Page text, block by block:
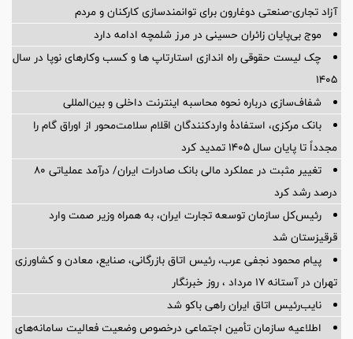
آزاد تجاری-صنعتی دوغارون برای توانمندسازی کارکنان و مردم
موج بی‌پایان زائران حسینی در مرز شلمچه ادامه دارد
چک لیست حقوقی راه اندازی استارتاپ ها و کسب وکارهای نوپا در سال
۱۴۰۵
شفاف‌سازی درباره نحوه محاسبه اینترنت داخلی و بین‌المللی
بانک مرکزی، استفادۀ واردکنندگان اقلام سلامت‌محور از اوراق گام را
مجدداً تا پایان سال ۱۴۰۵ تمدید کرد
تغییر مثبت در عملکرد مالی بانک صادرات ایران/ درآمد عملیاتی 80
درصد رشد کرد
رئیس‌کل سازمان توسعه تجارت ایران، به همراه وزیر صمت وارد
قرقیزستان شد
پیام محمود نجفی عرب، رئیس اتاق بازرگانی، صنایع، معادن و کشاورزی
تهران در آستانه 17 مرداد ، روز خبرنگار
نایب‌رئیس اتاق ایران راهی باکو شد
اطلاعیه سازمان تأمین اجتماعی درخصوص وضعیت فعالیت سامانه‌های